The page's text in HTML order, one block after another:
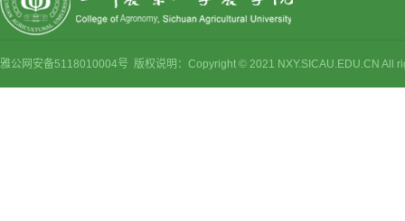
雅公网安备5118010004号 版权说明：Copyright © 2021 NXY.SICAU.EDU.CN All